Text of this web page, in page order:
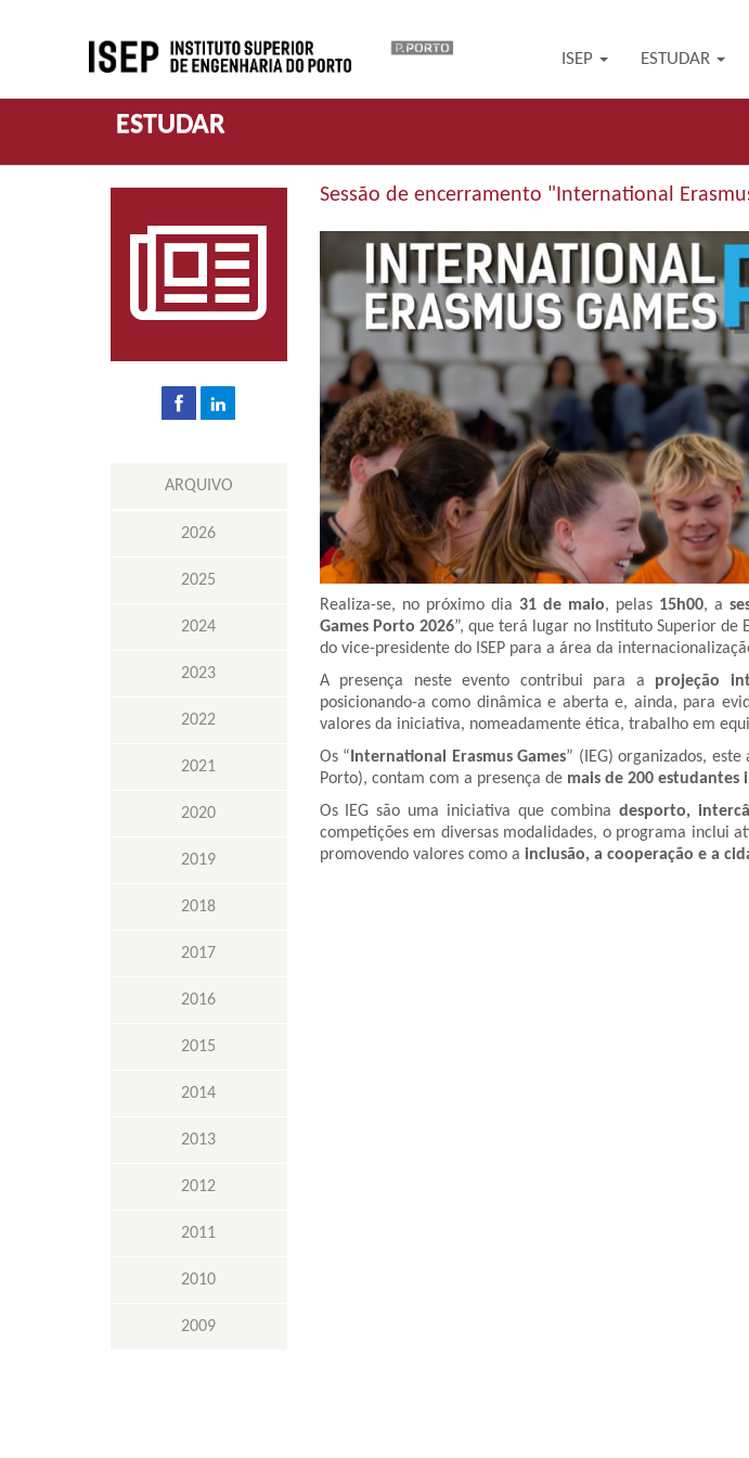
ISEP ESTUDAR
ESTUDAR
ARQUIVO
2026
2025
2024
2023
2022
2021
2020
2019
2018
2017
2016
2015
2014
2013
2012
2011
2010
2009
Sessão de encerramento "International
Realiza-se, no próximo dia 31 de maio, pelas 15h00, a
Games Porto 2026”, que terá lugar no Instituto Superior de
do vice-presidente do ISEP para a área da
A presença neste evento contribui para a projeção
posicionando-a como dinâmica e aberta e, ainda, para
valores da iniciativa, nomeadamente ética, trabalho em
Os “ International Erasmus Games” (IEG) organizados, este
Porto), contam com a presença de mais de 200 estudantes
Os IEG são uma iniciativa que combinadesporto,
competições em diversas modalidades, o programa inclui
promovendo valores como a inclusão, a cooperação e a